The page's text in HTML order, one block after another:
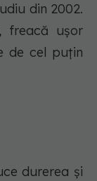
din 2002.
freacă ușor
de cel puțin
durerea și